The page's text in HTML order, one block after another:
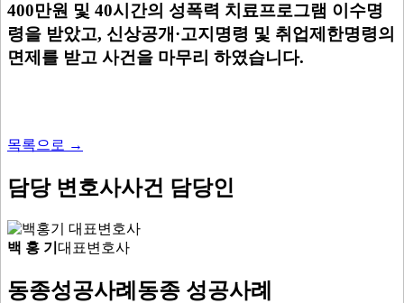
400만원 및 40시간의 성폭력 치료프로그램 이수명
령을 받았고, 신상공개·고지명령 및 취업제한명령의
면제를 받고 사건을 마무리 하였습니다.
목록으로 →
담당 변호사사건 담당인
백 홍 기 대표변호사
동종성공사례 동종 성공사례